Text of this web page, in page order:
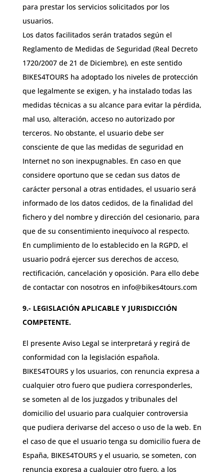
para prestar los servicios solicitados por los
usuarios.
Los datos facilitados serán tratados según el
Reglamento de Medidas de Seguridad (Real Decreto
1720/2007 de 21 de Diciembre), en este sentido
BIKES4TOURS ha adoptado los niveles de protección
que legalmente se exigen, y ha instalado todas las
medidas técnicas a su alcance para evitar la pérdida,
mal uso, alteración, acceso no autorizado por
terceros. No obstante, el usuario debe ser
consciente de que las medidas de seguridad en
Internet no son inexpugnables. En caso en que
considere oportuno que se cedan sus datos de
carácter personal a otras entidades, el usuario será
informado de los datos cedidos, de la finalidad del
fichero y del nombre y dirección del cesionario, para
que de su consentimiento inequívoco al respecto.
En cumplimiento de lo establecido en la RGPD, el
usuario podrá ejercer sus derechos de acceso,
rectificación, cancelación y oposición. Para ello debe
de contactar con nosotros en info@bikes4tours.com
9.- LEGISLACIÓN APLICABLE Y JURISDICCIÓN
COMPETENTE.
El presente Aviso Legal se interpretará y regirá de
conformidad con la legislación española.
BIKES4TOURS y los usuarios, con renuncia expresa a
cualquier otro fuero que pudiera corresponderles,
se someten al de los juzgados y tribunales del
domicilio del usuario para cualquier controversia
que pudiera derivarse del acceso o uso de la web. En
el caso de que el usuario tenga su domicilio fuera de
España, BIKES4TOURS y el usuario, se someten, con
renuncia expresa a cualquier otro fuero, a los